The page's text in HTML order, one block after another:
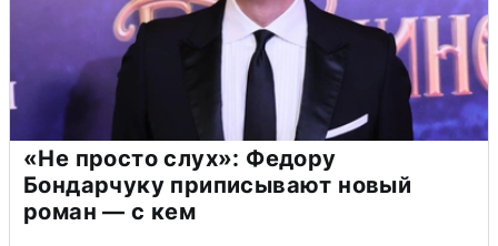
«Не просто слух»: Федору
Бондарчуку приписывают новый
роман — с кем